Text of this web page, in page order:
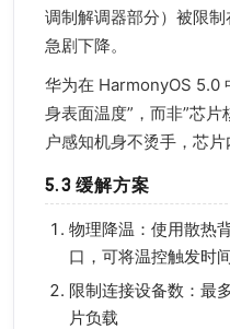
调制解调器部分）被限
急剧下降。
华为在 HarmonyOS 5.0
身表面温度”，而非”芯
户感知机身不烫手，芯片
5.3 缓解方案
物理降温：使用散热
口，可将温控触发时
限制连接设备数：最
片负载